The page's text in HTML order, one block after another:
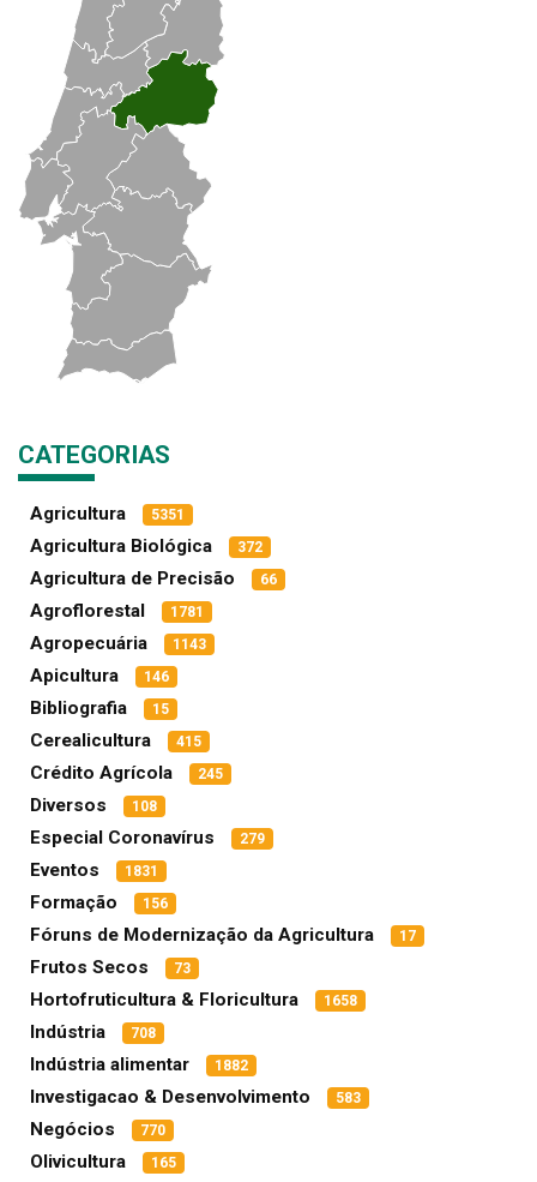
CATEGORIAS
Agricultura 5351
Agricultura Biológica 372
Agricultura de Precisão 66
Agroflorestal 1781
Agropecuária 1143
Apicultura 146
Bibliografia 15
Cerealicultura 415
Crédito Agrícola 245
Diversos 108
Especial Coronavírus 279
Eventos 1831
Formação 156
Fóruns de Modernização da Agricultura 17
Frutos Secos 73
Hortofruticultura & Floricultura 1658
Indústria 708
Indústria alimentar 1882
Investigacao & Desenvolvimento 583
Negócios 770
Olivicultura 165